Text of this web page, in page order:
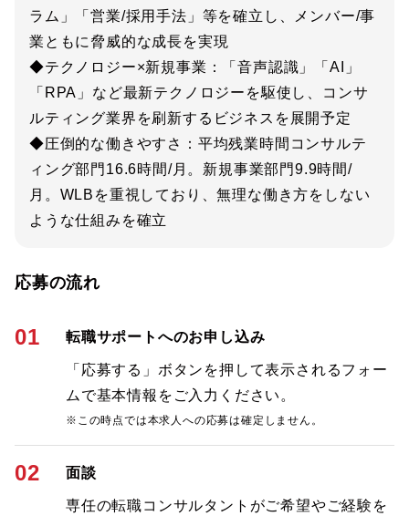
ラム」「営業/採用手法」等を確立し、メンバー/事
業ともに脅威的な成長を実現
◆テクノロジー×新規事業：「音声認識」「AI」
「RPA」など最新テクノロジーを駆使し、コンサ
ルティング業界を刷新するビジネスを展開予定
◆圧倒的な働きやすさ：平均残業時間コンサルテ
ィング部門16.6時間/月。新規事業部門9.9時間/
月。WLBを重視しており、無理な働き方をしない
ような仕組みを確立
応募の流れ
01 転職サポートへのお申し込み
「応募する」ボタンを押して表示されるフォー
ムで基本情報をご入力ください。
※この時点では本求人への応募は確定しません。
02 面談
専任の転職コンサルタントがご希望やご経験を